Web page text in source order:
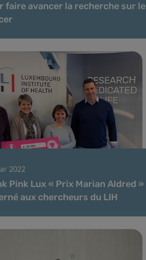
faire avancer la recherche sur le
2022
Pink Lux « Prix Marian Aldred »
aux chercheurs du LIH